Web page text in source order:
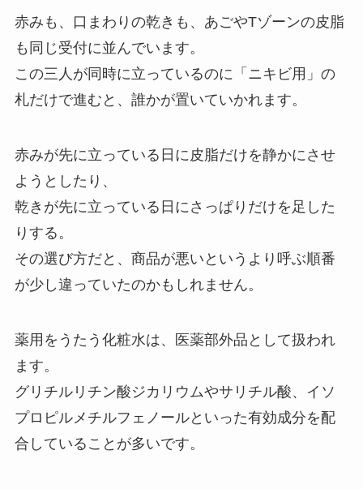
赤みも、口まわりの乾きも、あごやTゾーンの皮脂
も同じ受付に並んでいます。
この三人が同時に立っているのに「ニキビ用」の
札だけで進むと、誰かが置いていかれます。
赤みが先に立っている日に皮脂だけを静かにさせ
ようとしたり、
乾きが先に立っている日にさっぱりだけを足した
りする。
その選び方だと、商品が悪いというより呼ぶ順番
が少し違っていたのかもしれません。
薬用をうたう化粧水は、医薬部外品として扱われ
ます。
グリチルリチン酸ジカリウムやサリチル酸、イソ
プロピルメチルフェノールといった有効成分を配
合していることが多いです。